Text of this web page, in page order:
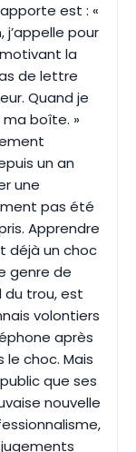
est : «
j’appelle pour
la
de lettre
Quand je
ma boîte. »
un an
une
pas été
Apprendre
déjà un choc
genre de
du trou, est
volontiers
après
le choc. Mais
que ses
nouvelle